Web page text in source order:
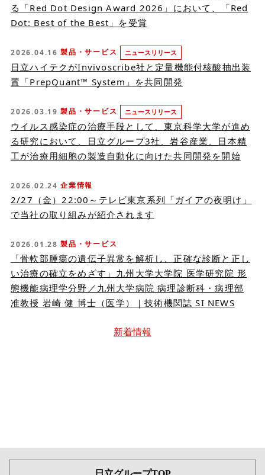
る「Red Dot Design Award 2026」において、「Red
Dot: Best of the Best」を受賞
2026.04.16 製品・サービス ニュースリリース
日立ハイテクがInvivoscribe社と定量機能付核酸抽出装
置「PrepQuant™ System」を共同開発
2026.03.19 製品・サービス ニュースリリース
ウイルス感染症の治療手段として、東京科学大学が進め
る研究において、日立グループ3社、岩谷産業、日本精
工が治療用細胞の製造自動化に向けた共同開発を開始
2026.02.24 企業情報
2/27（金）22:00～テレビ東京系列「ガイアの夜明け」
で当社の取り組みが紹介されます
2026.01.28 製品・サービス
「骨軟部腫瘍の遺伝子異常を解析し、正確な診断と正し
い治療の確立をめざす」九州大学大学院 医学研究院 形
態機能病理学分野／九州大学病院 病理診断科・病理部
准教授 岩崎 健 博士（医学）｜技術機関誌 SI NEWS
新着情報